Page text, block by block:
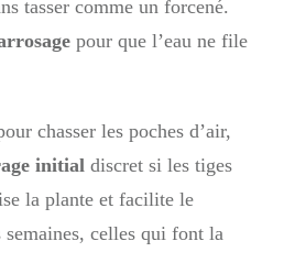
tasser comme un forcené.
pour que l’eau ne file
chasser les poches d’air,
initial discret si les tiges
la plante et facilite le
semaines, celles qui font la